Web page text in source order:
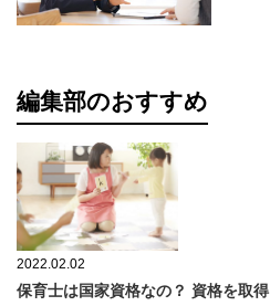
編集部のおすすめ
2022.02.02
保育士は国家資格なの？ 資格を取得